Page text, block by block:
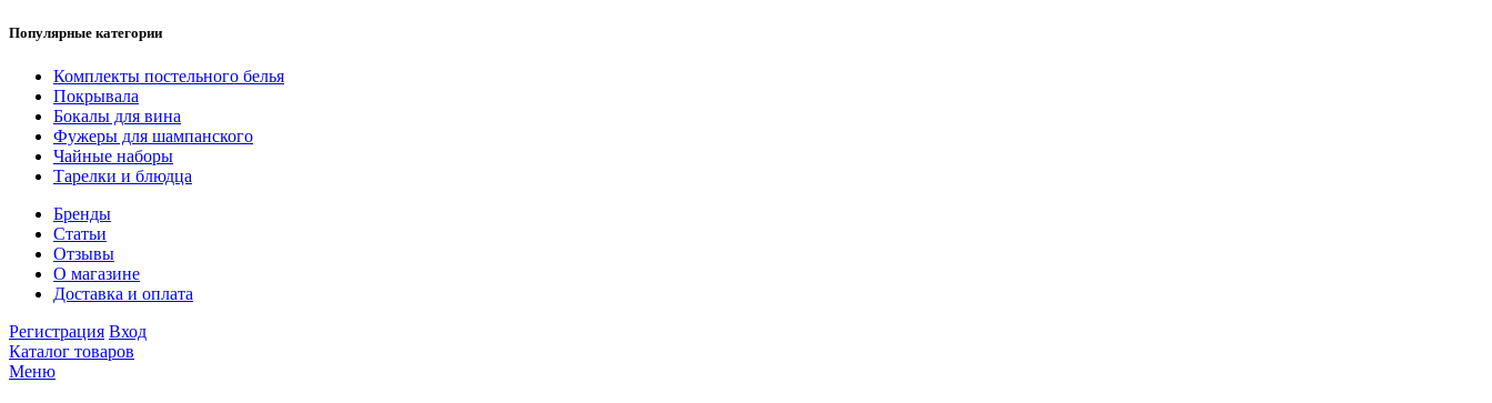
Популярные категории
Комплекты постельного белья
Покрывала
Бокалы для вина
Фужеры для шампанского
Чайные наборы
Тарелки и блюдца
Бренды
Статьи
Отзывы
О магазине
Доставка и оплата
Регистрация Вход
Каталог товаров
Меню